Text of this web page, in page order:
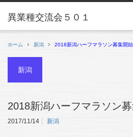
ホーム 新潟 2018新潟ハーフマラソン募集開始
新潟
2018新潟ハーフマラソン募
2017/11/14 新潟